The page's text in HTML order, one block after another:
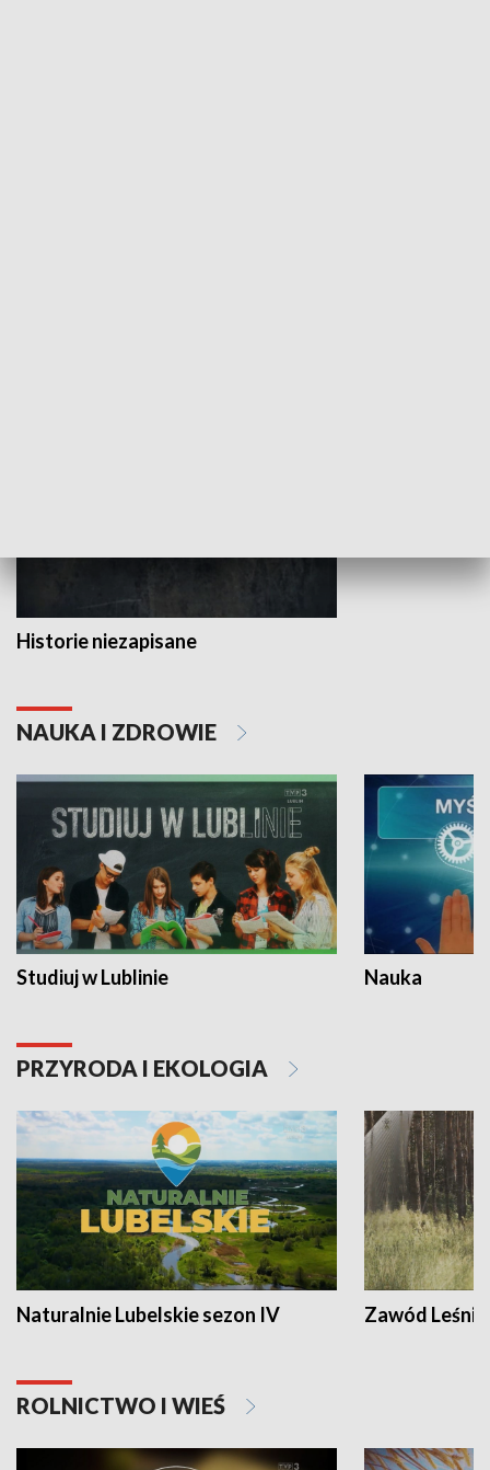
Historie niezapisane
NAUKA I ZDROWIE
Studiuj w Lublinie Nauka
PRZYRODA I EKOLOGIA
Naturalnie Lubelskie sezon IV Zawód Leśnik
ROLNICTWO I WIEŚ